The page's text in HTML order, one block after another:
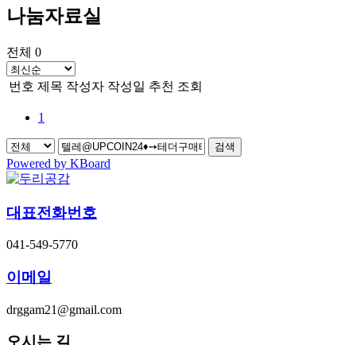
나눔자료실
전체 0
번호 제목 작성자 작성일 추천 조회
1
검색
Powered by KBoard
대표전화번호
041-549-5770
이메일
drggam21@gmail.com